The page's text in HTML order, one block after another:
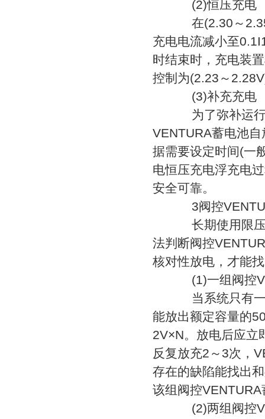
(2)恒压充电
在(2.30～
充电电流减小至
时结束时，充电装
控制为(2.23～
(3)补充充电
为了弥补运行
VENTURA蓄电池
据需要设定时间(一
电恒压充电浮充电
安全可靠。
3阀控
长期使用限压
法判断阀控
核对性放电，才能
(1)一组阀控
当系统只有一
能放出额定容量的
2V×N。放电后应立
反复放充2～3次，
存在的缺陷能找出
该组阀控
(2)两组阀控